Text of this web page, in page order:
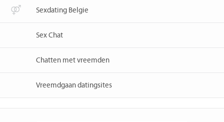
Sexdating Belgie
Sex Chat
Chatten met vreemden
Vreemdgaan datingsites